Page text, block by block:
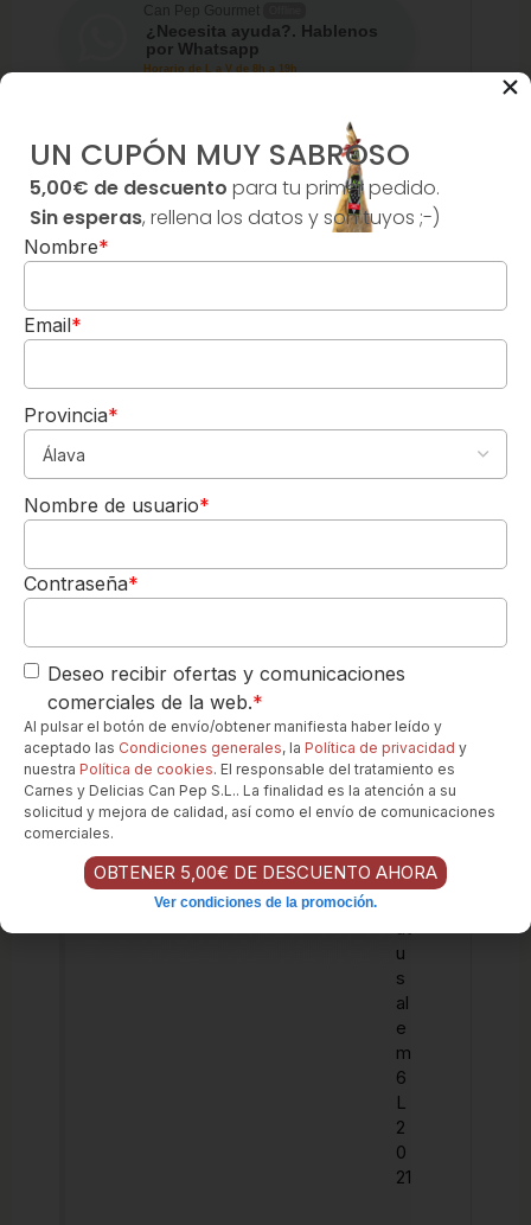
Can Pep Gourmet
¿Necesita ayuda?. Hablenos
por Whatsapp
Horario de L a V de 8h a 19h
o
e
e
s
o
e
h
o
ol
at
e
Bl
c
k
at
u
s
al
e
m
6
L
2
0
21
5,00€
DE REGALO
Para tu 1º pedido
Los quiero-->
UN CUPÓN MUY SABROSO
5,00€ de descuento para tu primer pedido.
Sin esperas, rellena los datos y son tuyos ;-)
Nombre*
Email*
Provincia*
Nombre de usuario*
Contraseña*
Deseo recibir ofertas y comunicaciones
comerciales de la web.*
Al pulsar el botón de envío/obtener manifiesta haber leído y
aceptado las Condiciones generales, la Política de privacidad y
nuestra Política de cookies. El responsable del tratamiento es
Carnes y Delicias Can Pep S.L.. La finalidad es la atención a su
solicitud y mejora de calidad, así como el envío de comunicaciones
comerciales.
OBTENER 5,00€ DE DESCUENTO AHORA
Ver condiciones de la promoción.